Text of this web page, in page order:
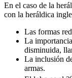
En el caso de la
con la heráldica
Las formas
La
disminuida,
La inclusión
armas.